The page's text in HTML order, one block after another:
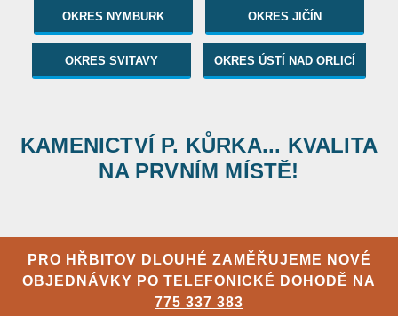
OKRES NYMBURK OKRES JIČÍN
OKRES SVITAVY OKRES ÚSTÍ NAD ORLICÍ
KAMENICTVÍ P. KŮRKA... KVALITA
NA PRVNÍM MÍSTĚ!
PRO HŘBITOV DLOUHÉ ZAMĚŘUJEME NOVÉ
OBJEDNÁVKY PO TELEFONICKÉ DOHODĚ NA
775 337 383